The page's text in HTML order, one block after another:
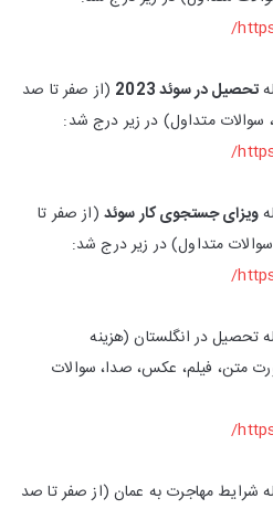
تحصیل در سوئد 2023
(از صفر تا صد
متداول) در زیر درج شد:
ویزای جستجوی کار سوئد (از صفر تا
متداول) در زیر درج شد:
تحصیل در انگلستان (هزینه
متن، فیلم، عکس، صدا، سوالات
شرایط مهاجرت به عمان (از صفر تا صد